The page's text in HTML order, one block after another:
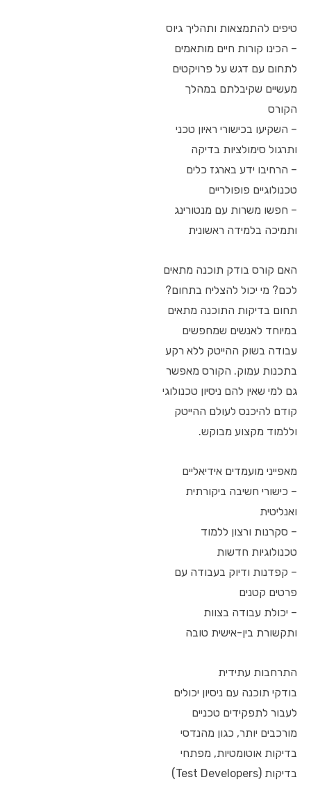
טיפים להתמצאות ותהליך גיוס
– הכינו קורות חיים מותאמים
לתחום עם דגש על פרויקטים
מעשיים שקיבלתם במהלך
הקורס
– השקיעו בכישורי ראיון טכני
ותרגול סימולציות בדיקה
– הרחיבו ידע בארגז כלים
טכנולוגיים פופולריים
– חפשו משרות עם מנטורינג
ותמיכה בלמידה ראשונית
האם קורס בודק תוכנה מתאים
לכם? מי יכול להצליח בתחום?
תחום בדיקות התוכנה מתאים
במיוחד לאנשים שמחפשים
עבודה בשוק ההייטק ללא רקע
בתכנות עמוק. הקורס מאפשר
גם למי שאין להם ניסיון טכנולוגי
קודם להיכנס לעולם ההייטק
וללמוד מקצוע מבוקש.
מאפייני מועמדים אידיאליים
– כישורי חשיבה ביקורתית
ואנליטית
– סקרנות ורצון ללמוד
טכנולוגיות חדשות
– קפדנות ודיוק בעבודה עם
פרטים קטנים
– יכולת עבודה בצוות
ותקשורת בין-אישית טובה
התרחבות עתידית
בודקי תוכנה עם ניסיון יכולים
לעבור לתפקידים טכניים
מורכבים יותר, כגון מהנדסי
בדיקות אוטומטיות, מפתחי
בדיקות (Test Developers)